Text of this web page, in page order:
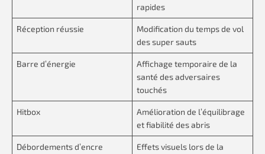
rapides
Réception réussie
Modification du temps de vol
des super sauts
Barre d’énergie
Affichage temporaire de la
santé des adversaires
touchés
Hitbox
Amélioration de l’équilibrage
et fiabilité des abris
Débordements d’encre
Effets visuels lors de la